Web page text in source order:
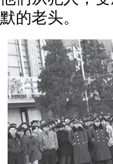
默的老头。